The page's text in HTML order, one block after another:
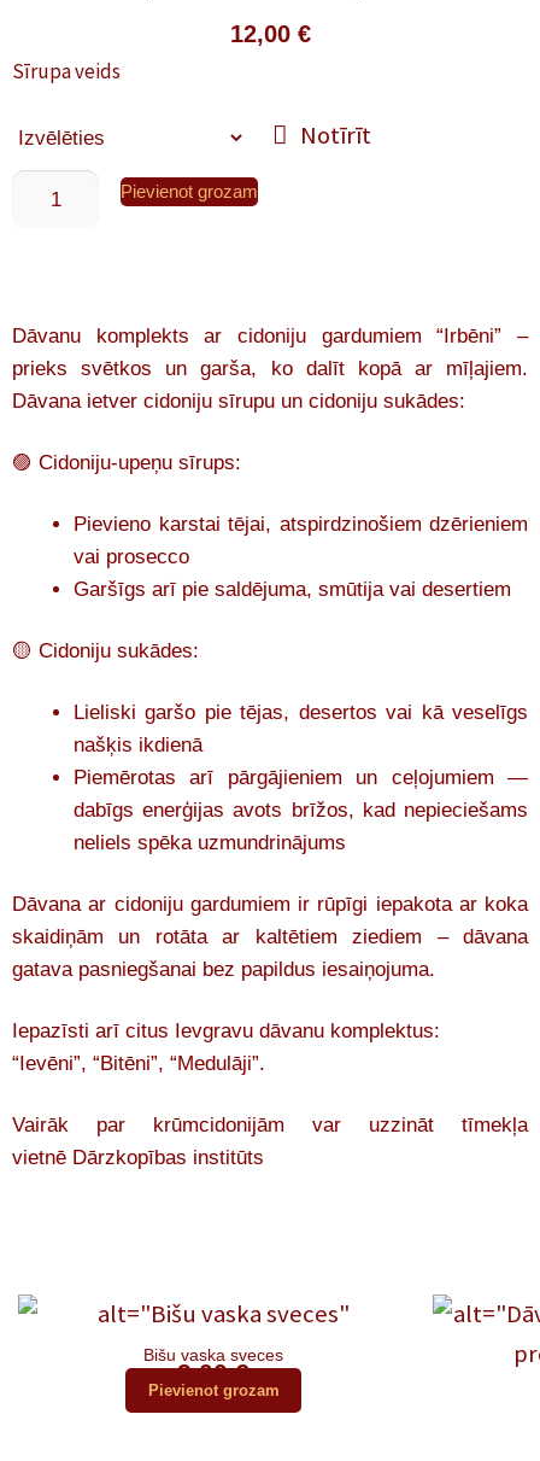
12,00 €
Sīrupa veids
Notīrīt
Pievienot grozam
Dāvanu komplekts ar cidoniju gardumiem “Irbēni” –
prieks svētkos un garša, ko dalīt kopā ar mīļajiem.
Dāvana ietver cidoniju sīrupu un cidoniju sukādes:
🟣 Cidoniju-upeņu sīrups:
Pievieno karstai tējai, atspirdzinošiem dzērieniem
vai prosecco
Garšīgs arī pie saldējuma, smūtija vai desertiem
🟡 Cidoniju sukādes:
Lieliski garšo pie tējas, desertos vai kā veselīgs
našķis ikdienā
Piemērotas arī pārgājieniem un ceļojumiem —
dabīgs enerģijas avots brīžos, kad nepieciešams
neliels spēka uzmundrinājums
Dāvana ar cidoniju gardumiem ir rūpīgi iepakota ar koka
skaidiņām un rotāta ar kaltētiem ziediem – dāvana
gatava pasniegšanai bez papildus iesaiņojuma.
Iepazīsti arī citus Ievgravu dāvanu komplektus:
“Ievēni”, “Bitēni”, “Medulāji”.
Vairāk par krūmcidonijām var uzzināt tīmekļa
vietnē Dārzkopības institūts
Bišu vaska sveces
2,00€
Pievienot grozam